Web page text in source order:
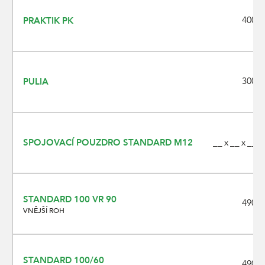
PRAKTIK PK 400 x
PULIA 300 x
SPOJOVACÍ POUZDRO STANDARD M12 __ x __ x __
STANDARD 100 VR 90
VNĚJŠÍ ROH
490 x
STANDARD 100/60